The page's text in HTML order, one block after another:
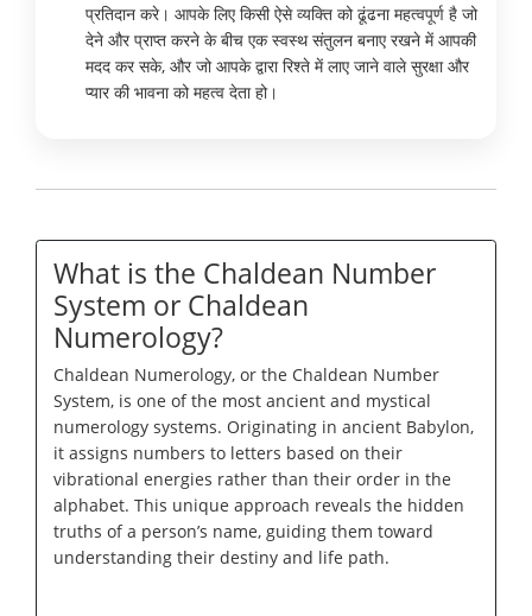
प्रतिदान करे। आपके लिए किसी ऐसे व्यक्ति को ढूंढना महत्वपूर्ण है जो
देने और प्राप्त करने के बीच एक स्वस्थ संतुलन बनाए रखने में आपकी
मदद कर सके, और जो आपके द्वारा रिश्ते में लाए जाने वाले सुरक्षा और
प्यार की भावना को महत्व देता हो।
What is the Chaldean Number
System or Chaldean
Numerology?
Chaldean Numerology, or the Chaldean Number
System, is one of the most ancient and mystical
numerology systems. Originating in ancient Babylon,
it assigns numbers to letters based on their
vibrational energies rather than their order in the
alphabet. This unique approach reveals the hidden
truths of a person’s name, guiding them toward
understanding their destiny and life path.